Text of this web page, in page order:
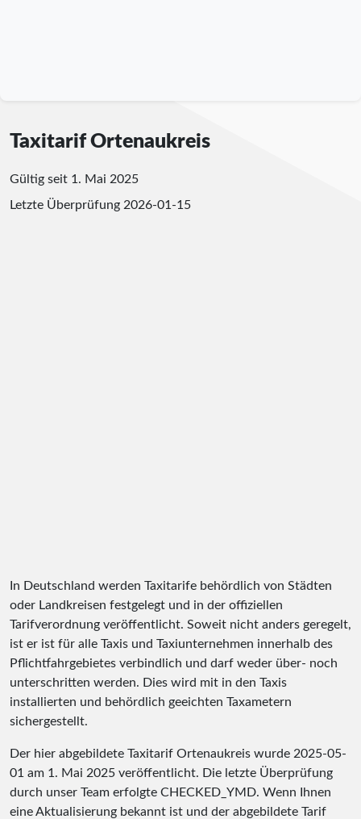
Taxitarif Ortenaukreis
Gültig seit 1. Mai 2025
Letzte Überprüfung 2026-01-15
In Deutschland werden Taxitarife behördlich von Städten
oder Landkreisen festgelegt und in der offiziellen
Tarifverordnung veröffentlicht. Soweit nicht anders geregelt,
ist er ist für alle Taxis und Taxiunternehmen innerhalb des
Pflichtfahrgebietes verbindlich und darf weder über- noch
unterschritten werden. Dies wird mit in den Taxis
installierten und behördlich geeichten Taxametern
sichergestellt.
Der hier abgebildete Taxitarif Ortenaukreis wurde 2025-05-
01 am 1. Mai 2025 veröffentlicht. Die letzte Überprüfung
durch unser Team erfolgte CHECKED_YMD. Wenn Ihnen
eine Aktualisierung bekannt ist und der abgebildete Tarif